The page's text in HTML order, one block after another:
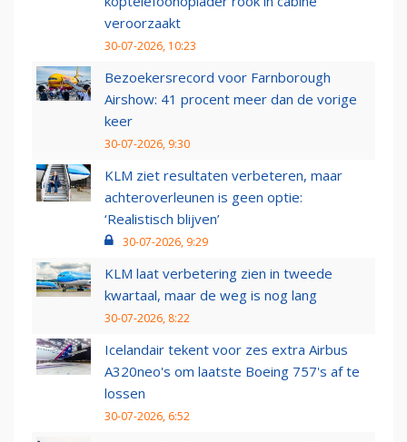
veroorzaakt
30-07-2026, 10:23
Bezoekersrecord voor Farnborough
Airshow: 41 procent meer dan de vorige
keer
30-07-2026, 9:30
KLM ziet resultaten verbeteren, maar
achteroverleunen is geen optie:
‘Realistisch blijven’
30-07-2026, 9:29
KLM laat verbetering zien in tweede
kwartaal, maar de weg is nog lang
30-07-2026, 8:22
Icelandair tekent voor zes extra Airbus
A320neo's om laatste Boeing 757's af te
lossen
30-07-2026, 6:52